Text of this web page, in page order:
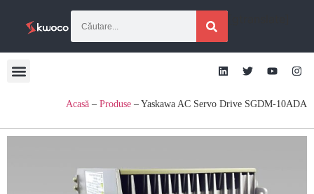
Acasă – Produse – Yaskawa AC Servo Drive SGDM-10ADA